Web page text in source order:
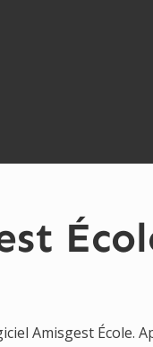
Amisgest École.